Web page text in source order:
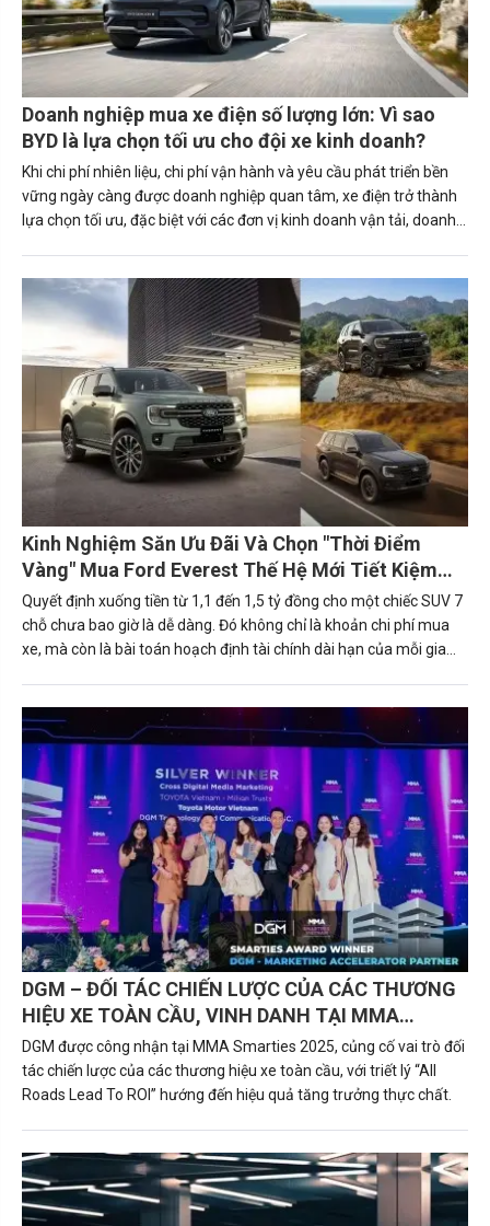
Doanh nghiệp mua xe điện số lượng lớn: Vì sao
BYD là lựa chọn tối ưu cho đội xe kinh doanh?
Khi chi phí nhiên liệu, chi phí vận hành và yêu cầu phát triển bền
vững ngày càng được doanh nghiệp quan tâm, xe điện trở thành
lựa chọn tối ưu, đặc biệt với các đơn vị kinh doanh vận tải, doanh
danh mục sản phẩm đa dạng, chi phí sử dụng thấp cùng nhiều
chương trình ưu đãi hấp dẫn dành cho khách hàng mua xe trong
Kinh Nghiệm Săn Ưu Đãi Và Chọn "Thời Điểm
Vàng" Mua Ford Everest Thế Hệ Mới Tiết Kiệm
Nhất
Quyết định xuống tiền từ 1,1 đến 1,5 tỷ đồng cho một chiếc SUV 7
chỗ chưa bao giờ là dễ dàng. Đó không chỉ là khoản chi phí mua
xe, mà còn là bài toán hoạch định tài chính dài hạn của mỗi gia
lên như một hình mẫu tiên phong về công nghệ, an toàn và sức
mạnh dẫn đầu.
DGM – ĐỐI TÁC CHIẾN LƯỢC CỦA CÁC THƯƠNG
HIỆU XE TOÀN CẦU, VINH DANH TẠI MMA
SMARTIES 2025 VỚI TRIẾT LÝ “ALL ROADS LEAD
TO ROI”
DGM được công nhận tại MMA Smarties 2025, củng cố vai trò đối
tác chiến lược của các thương hiệu xe toàn cầu, với triết lý “All
Roads Lead To ROI” hướng đến hiệu quả tăng trưởng thực chất.